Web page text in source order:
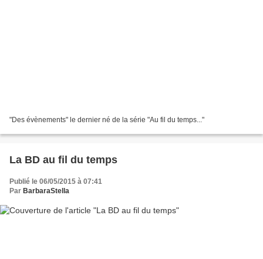
"Des évènements" le dernier né de la série "Au fil du temps..."
La BD au fil du temps
Publié le 06/05/2015 à 07:41
Par BarbaraStella